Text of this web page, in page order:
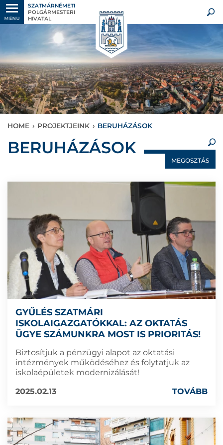
MENU
SZATMÁRNÉMETI
POLGÁRMESTERI
HIVATAL
HOME › PROJEKTJEINK › BERUHÁZÁSOK
×
BERUHÁZÁSOK
MEGOSZTÁS
GYŰLÉS SZATMÁRI
ISKOLAIGAZGATÓKKAL: AZ OKTATÁS
ÜGYE SZÁMUNKRA MOST IS PRIORITÁS!
Biztosítjuk a pénzügyi alapot az oktatási
intézmények működéséhez és folytatjuk az
iskolaépületek modernizálását!
2025.02.13
TOVÁBB